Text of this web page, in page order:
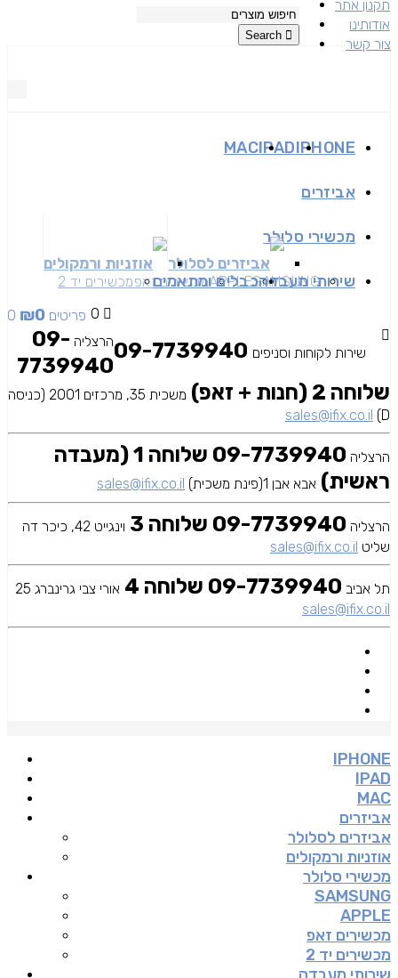
תקנון אתר
אודותינו
צור קשר
IPHONE
IPAD
MAC
אביזרים
אביזרים לסלולר אוזניות ורמקולים
מכשירי סלולר
SAMSUNG
APPLEמכשירים זאפמכשירים יד 2 שירותי מעבדהכבלים ומתאמים
0 0 פריטים ₪0
Search
שירות לקוחות וסניפים
הרצליה 09-
7739940
שלוחה 2 (חנות + זאפ)
משכית 35, מרכזים 2001 (כניסה
D)
sales@ifix.co.il
הרצליה
09-7739940 שלוחה 1 (מעבדה
ראשית) אבא אבן 1(פינת משכית) sales@ifix.co.il
הרצליה 09-7739940 שלוחה 3
וינגייט 42, כיכר דה
שליט sales@ifix.co.il
תל אביב 09-7739940 שלוחה 4
אורי צבי גרינברג 25
sales@ifix.co.il
IPHONE
IPAD
MAC
אביזרים
אביזרים לסלולר
אוזניות ורמקולים
מכשירי סלולר
SAMSUNG
APPLE
מכשירים זאפ
מכשירים יד 2